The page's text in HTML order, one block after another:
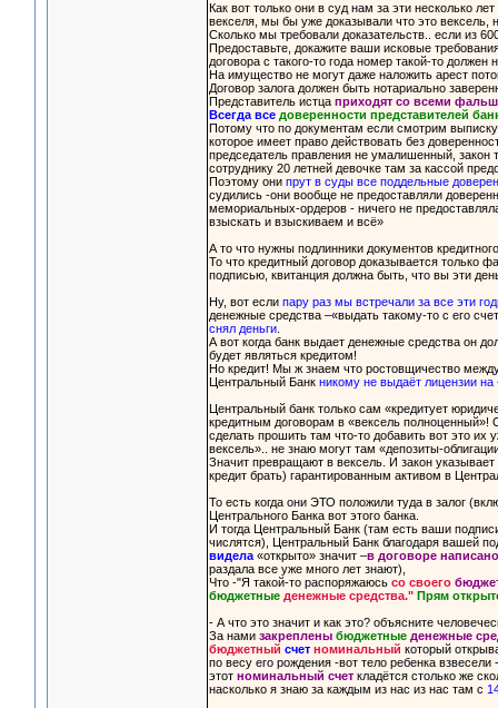
Как вот только они в суд нам за эти несколько лет
векселя, мы бы уже доказывали что это вексель,
Сколько мы требовали доказательств.. если из
Предоставьте, докажите ваши исковые
договора с такого-то года номер такой-то
На имущество не могут даже наложить арест
Договор залога должен быть нотариально
Представитель истца приходят со всеми
Всегда все доверенности представителей
Потому что по документам если смотрим
которое имеет право действовать без
председатель правления не умалишенный,
сотруднику 20 летней девочке там за кассой
Поэтому они прут в суды все поддельные
судились -они вообще не предоставляли
мемориальных-ордеров - ничего не
взыскать и взыскиваем и всё»
А то что нужны подлинники документов
То что кредитный договор доказывается только
подписью, квитанция должна быть, что вы эти
Ну, вот если пару раз мы встречали за все эти
денежные средства –«выдать такому-то с его
снял деньги
А вот когда банк выдает денежные средства он
будет являться кредитом!
Но кредит! Мы ж знаем что ростовщичество
Центральный Банк никому не выдаёт лицензии
Центральный банк только сам «кредитует
кредитным договорам в «вексель полноценный»!
сделать прошить там что-то добавить вот это
вексель».. не знаю могут там «депозиты-
Значит превращают в вексель. И закон
кредит брать) гарантированным активом в
То есть когда они ЭТО положили туда в залог
Центрального Банка вот этого банка.
И тогда Центральный Банк (там есть ваши
числятся), Центральный Банк благодаря вашей
видела «открыто» значит –в договоре
раздала все уже много лет знают),
Что -"Я такой-то распоряжаюсь со своего
бюджетные денежные средства." Прям
- А что это значит и как это? объясните
За нами закреплены бюджетные денежные
бюджетный счет номинальный который
по весу его рождения -вот тело ребенка взвесели
этот номинальный счет кладётся столько же
насколько я знаю за каждым из нас из нас там с